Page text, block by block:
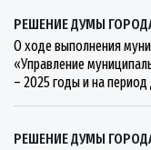
РЕШЕНИЕ ДУМЫ
О ходе выполнения
«Управление
– 2025 годы и на
РЕШЕНИЕ ДУМЫ